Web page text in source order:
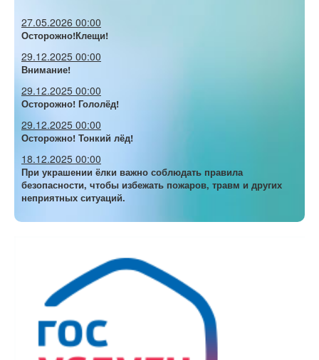
27.05.2026 00:00
Осторожно!Клещи!
29.12.2025 00:00
Внимание!
29.12.2025 00:00
Осторожно! Гололёд!
29.12.2025 00:00
Осторожно! Тонкий лёд!
18.12.2025 00:00
При украшении ёлки важно соблюдать правила
безопасности, чтобы избежать пожаров, травм и других
неприятных ситуаций.